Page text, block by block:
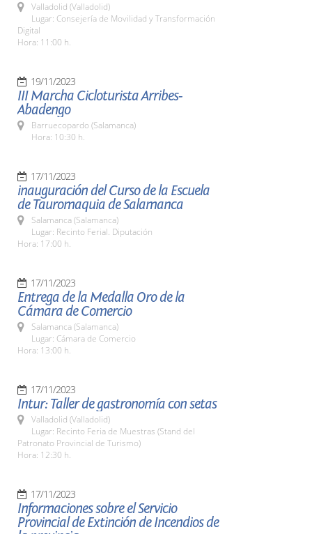
Valladolid (Valladolid)
Lugar: Consejería de Movilidad y Transformación
Digital
Hora: 11:00 h.
19/11/2023
III Marcha Cicloturista Arribes-
Abadengo
Barruecopardo (Salamanca)
Hora: 10:30 h.
17/11/2023
inauguración del Curso de la Escuela
de Tauromaquia de Salamanca
Salamanca (Salamanca)
Lugar: Recinto Ferial. Diputación
Hora: 17:00 h.
17/11/2023
Entrega de la Medalla Oro de la
Cámara de Comercio
Salamanca (Salamanca)
Lugar: Cámara de Comercio
Hora: 13:00 h.
17/11/2023
Intur: Taller de gastronomía con setas
Valladolid (Valladolid)
Lugar: Recinto Feria de Muestras (Stand del
Patronato Provincial de Turismo)
Hora: 12:30 h.
17/11/2023
Informaciones sobre el Servicio
Provincial de Extinción de Incendios de